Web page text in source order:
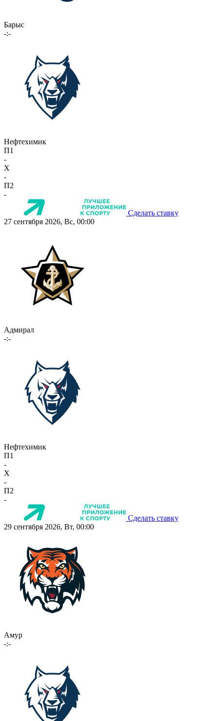
Барыс
-:-
Нефтехимик
П1
-
X
-
П2
-
Сделать ставку
27 сентября 2026, Вс, 00:00
Адмирал
-:-
Нефтехимик
П1
-
X
-
П2
-
Сделать ставку
29 сентября 2026, Вт, 00:00
Амур
-:-